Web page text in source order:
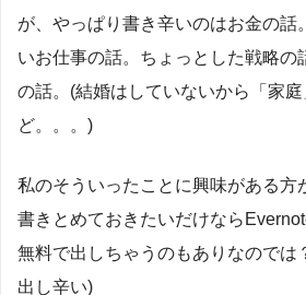
が、やっぱり書き辛いのはお金の話
いお仕事の話。ちょっとした戦略の
の話。(結婚はしていないから「家
ど。。。)
私のそういったことに興味がある方
書きとめておきたいだけなら
無料で出しちゃうのもありなのでは
出し辛い)